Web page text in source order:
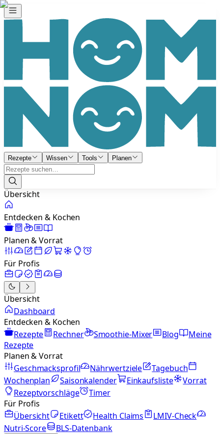
Rezepte Wissen Tools Planen
Übersicht
Entdecken & Kochen
Planen & Vorrat
Für Profis
Übersicht
Dashboard
Entdecken & Kochen
Rezepte
Rechner Smoothie-Mixer Blog
Meine
Rezepte
Planen & Vorrat
Geschmacksprofil
Nährwertziele
Tagebuch
Wochenplan
Saisonkalender Einkaufsliste
Vorrat
Rezeptvorschläge
Timer
Für Profis
Übersicht
Etikett Health Claims
LMIV-Check
Nutri-Score
BLS-Datenbank